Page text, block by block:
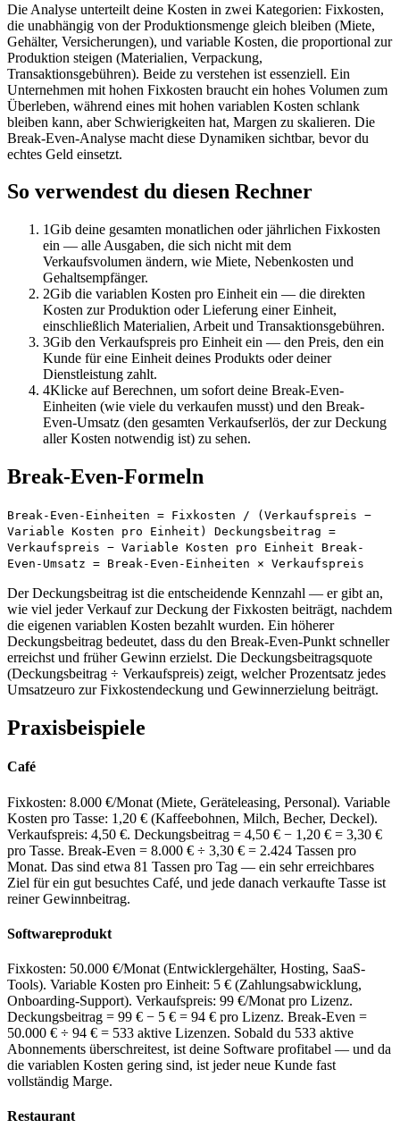
Die Analyse unterteilt deine Kosten in zwei Kategorien: Fixkosten,
die unabhängig von der Produktionsmenge gleich bleiben (Miete,
Gehälter, Versicherungen), und variable Kosten, die proportional zur
Produktion steigen (Materialien, Verpackung,
Transaktionsgebühren). Beide zu verstehen ist essenziell. Ein
Unternehmen mit hohen Fixkosten braucht ein hohes Volumen zum
Überleben, während eines mit hohen variablen Kosten schlank
bleiben kann, aber Schwierigkeiten hat, Margen zu skalieren. Die
Break-Even-Analyse macht diese Dynamiken sichtbar, bevor du
echtes Geld einsetzt.
So verwendest du diesen Rechner
1Gib deine gesamten monatlichen oder jährlichen Fixkosten
ein — alle Ausgaben, die sich nicht mit dem
Verkaufsvolumen ändern, wie Miete, Nebenkosten und
Gehaltsempfänger.
2Gib die variablen Kosten pro Einheit ein — die direkten
Kosten zur Produktion oder Lieferung einer Einheit,
einschließlich Materialien, Arbeit und Transaktionsgebühren.
3Gib den Verkaufspreis pro Einheit ein — den Preis, den ein
Kunde für eine Einheit deines Produkts oder deiner
Dienstleistung zahlt.
4Klicke auf Berechnen, um sofort deine Break-Even-
Einheiten (wie viele du verkaufen musst) und den Break-
Even-Umsatz (den gesamten Verkaufserlös, der zur Deckung
aller Kosten notwendig ist) zu sehen.
Break-Even-Formeln
Break-Even-Einheiten = Fixkosten / (Verkaufspreis −
Variable Kosten pro Einheit) Deckungsbeitrag =
Verkaufspreis − Variable Kosten pro Einheit Break-
Even-Umsatz = Break-Even-Einheiten × Verkaufspreis
Der Deckungsbeitrag ist die entscheidende Kennzahl — er gibt an,
wie viel jeder Verkauf zur Deckung der Fixkosten beiträgt, nachdem
die eigenen variablen Kosten bezahlt wurden. Ein höherer
Deckungsbeitrag bedeutet, dass du den Break-Even-Punkt schneller
erreichst und früher Gewinn erzielst. Die Deckungsbeitragsquote
(Deckungsbeitrag ÷ Verkaufspreis) zeigt, welcher Prozentsatz jedes
Umsatzeuro zur Fixkostendeckung und Gewinnerzielung beiträgt.
Praxisbeispiele
Café
Fixkosten: 8.000 €/Monat (Miete, Geräteleasing, Personal). Variable
Kosten pro Tasse: 1,20 € (Kaffeebohnen, Milch, Becher, Deckel).
Verkaufspreis: 4,50 €. Deckungsbeitrag = 4,50 € − 1,20 € = 3,30 €
pro Tasse. Break-Even = 8.000 € ÷ 3,30 € = 2.424 Tassen pro
Monat. Das sind etwa 81 Tassen pro Tag — ein sehr erreichbares
Ziel für ein gut besuchtes Café, und jede danach verkaufte Tasse ist
reiner Gewinnbeitrag.
Softwareprodukt
Fixkosten: 50.000 €/Monat (Entwicklergehälter, Hosting, SaaS-
Tools). Variable Kosten pro Einheit: 5 € (Zahlungsabwicklung,
Onboarding-Support). Verkaufspreis: 99 €/Monat pro Lizenz.
Deckungsbeitrag = 99 € − 5 € = 94 € pro Lizenz. Break-Even =
50.000 € ÷ 94 € = 533 aktive Lizenzen. Sobald du 533 aktive
Abonnements überschreitest, ist deine Software profitabel — und da
die variablen Kosten gering sind, ist jeder neue Kunde fast
vollständig Marge.
Restaurant